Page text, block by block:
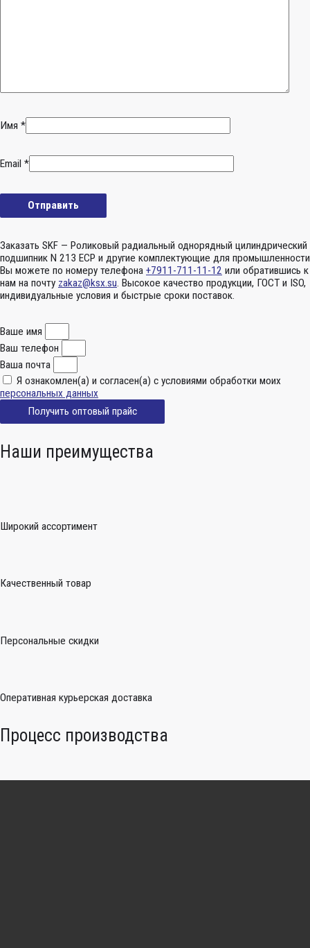
Имя *
Email *
Заказать SKF — Роликовый радиальный однорядный цилиндрический
подшипник N 213 ECP и другие комплектующие для промышленности
Вы можете по номеру телефона +7911-711-11-12 или обратившись к
нам на почту zakaz@ksx.su. Высокое качество продукции, ГОСТ и ISO,
индивидуальные условия и быстрые сроки поставок.
Ваше имя
Ваш телефон
Ваша почта
Я ознакомлен(а) и согласен(а) с условиями обработки моих
персональных данных
Получить оптовый прайс
Наши преимущества
Широкий ассортимент
Качественный товар
Персональные скидки
Оперативная курьерская доставка
Процесс производства